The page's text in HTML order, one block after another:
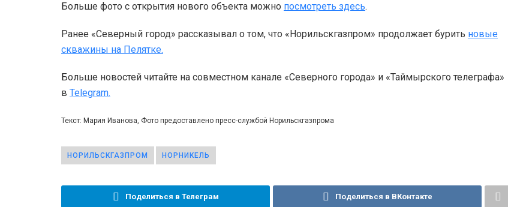
Больше фото с открытия нового объекта можно посмотреть здесь.
Ранее «Северный город» рассказывал о том, что «Норильскгазпром» продолжает бурить новые
скважины на Пелятке.
Больше новостей читайте на совместном канале «Северного города» и «Таймырского телеграфа»
в Telegram.
Текст: Мария Иванова, Фото предоставлено пресс-службой Норильскгазпрома
НОРИЛЬСКГАЗПРОМ НОРНИКЕЛЬ
Поделиться в Телеграм Поделиться в ВКонтакте